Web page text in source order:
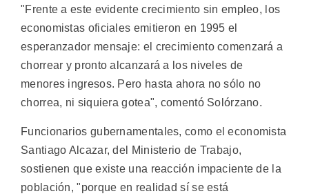
"Frente a este evidente crecimiento sin empleo, los
economistas oficiales emitieron en 1995 el
esperanzador mensaje: el crecimiento comenzará a
chorrear y pronto alcanzará a los niveles de
menores ingresos. Pero hasta ahora no sólo no
chorrea, ni siquiera gotea", comentó Solórzano.
Funcionarios gubernamentales, como el economista
Santiago Alcazar, del Ministerio de Trabajo,
sostienen que existe una reacción impaciente de la
población, "porque en realidad sí se está